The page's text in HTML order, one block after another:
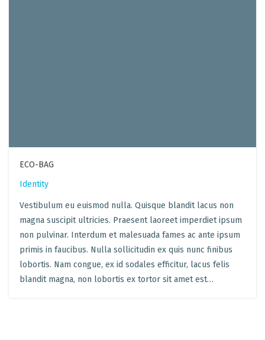
ECO-BAG
Identity
Vestibulum eu euismod nulla. Quisque blandit lacus non
magna suscipit ultricies. Praesent laoreet imperdiet ipsum
non pulvinar. Interdum et malesuada fames ac ante ipsum
primis in faucibus. Nulla sollicitudin ex quis nunc finibus
lobortis. Nam congue, ex id sodales efficitur, lacus felis
blandit magna, non lobortis ex tortor sit amet est…